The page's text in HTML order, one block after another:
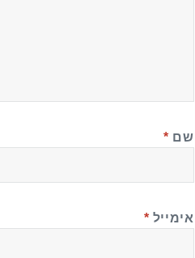
שם *
אימייל *